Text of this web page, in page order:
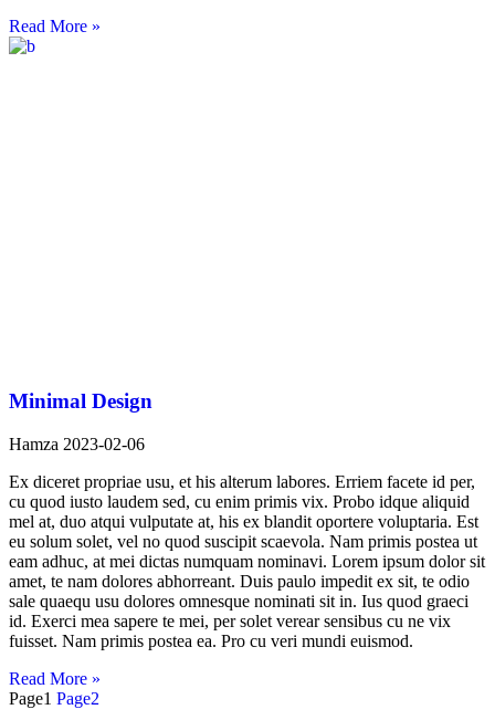
Read More »
Minimal Design
Hamza 2023-02-06
Ex diceret propriae usu, et his alterum labores. Erriem facete id per,
cu quod iusto laudem sed, cu enim primis vix. Probo idque aliquid
mel at, duo atqui vulputate at, his ex blandit oportere voluptaria. Est
eu solum solet, vel no quod suscipit scaevola. Nam primis postea ut
eam adhuc, at mei dictas numquam nominavi. Lorem ipsum dolor sit
amet, te nam dolores abhorreant. Duis paulo impedit ex sit, te odio
sale quaequ usu dolores omnesque nominati sit in. Ius quod graeci
id. Exerci mea sapere te mei, per solet verear sensibus cu ne vix
fuisset. Nam primis postea ea. Pro cu veri mundi euismod.
Read More »
Page1 Page2